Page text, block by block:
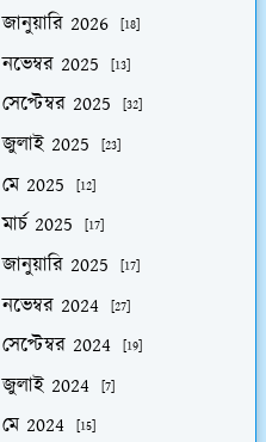
জানুয়ারি 2026 [18]
নভেম্বর 2025 [13]
সেপ্টেম্বর 2025 [32]
জুলাই 2025 [23]
মে 2025 [12]
মার্চ 2025 [17]
জানুয়ারি 2025 [17]
নভেম্বর 2024 [27]
সেপ্টেম্বর 2024 [19]
জুলাই 2024 [7]
মে 2024 [15]